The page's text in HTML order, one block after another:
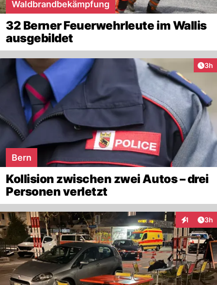
Waldbrandbekämpfung
32 Berner Feuerwehrleute im Wallis
ausgebildet
3h
Bern
Kollision zwischen zwei Autos – drei
Personen verletzt
1 3h